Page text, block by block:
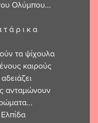
Ολύμπου...
τ ά ρ ι κ α
τα ψίχουλα
καιρούς
ανταμώνουν